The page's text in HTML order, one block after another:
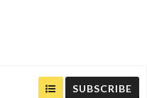
SUBSCRIBE